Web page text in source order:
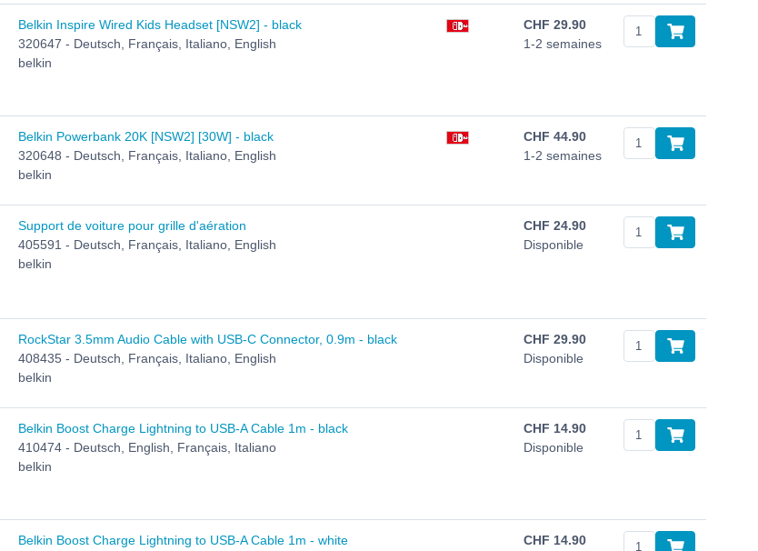
Belkin Inspire Wired Kids Headset [NSW2] - black
320647 - Deutsch, Français, Italiano, English
belkin
CHF 29.90
1-2 semaines
Belkin Powerbank 20K [NSW2] [30W] - black
320648 - Deutsch, Français, Italiano, English
belkin
CHF 44.90
1-2 semaines
Support de voiture pour grille d'aération
405591 - Deutsch, Français, Italiano, English
belkin
CHF 24.90
Disponible
RockStar 3.5mm Audio Cable with USB-C Connector, 0.9m - black
408435 - Deutsch, Français, Italiano, English
belkin
CHF 29.90
Disponible
Belkin Boost Charge Lightning to USB-A Cable 1m - black
410474 - Deutsch, English, Français, Italiano
belkin
CHF 14.90
Disponible
Belkin Boost Charge Lightning to USB-A Cable 1m - white
CHF 14.90